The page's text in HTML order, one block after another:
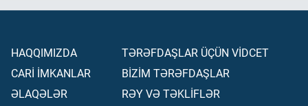
HAQQIMIZDA
CARİ İMKANLAR
ƏLAQƏLƏR
TƏRƏFDAŞLAR ÜÇÜN VİDCET
BİZİM TƏRƏFDAŞLAR
RƏY VƏ TƏKLİFLƏR